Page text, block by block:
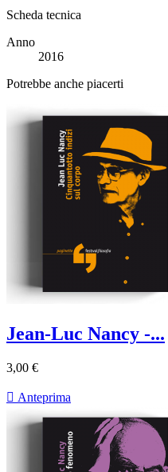
Scheda tecnica
Anno
2016
Potrebbe anche piacerti
Jean-Luc Nancy -...
3,00 €
 Anteprima